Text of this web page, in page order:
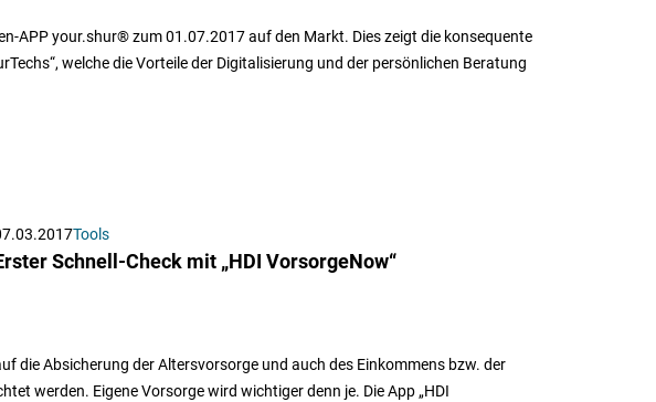
APP your.shur® zum 01.07.2017 auf den Markt. Dies zeigt die konsequente
welche die Vorteile der Digitalisierung und der persönlichen Beratung
Tools
Schnell-Check mit „HDI VorsorgeNow“
die Absicherung der Altersvorsorge und auch des Einkommens bzw. der
werden. Eigene Vorsorge wird wichtiger denn je. Die App „HDI